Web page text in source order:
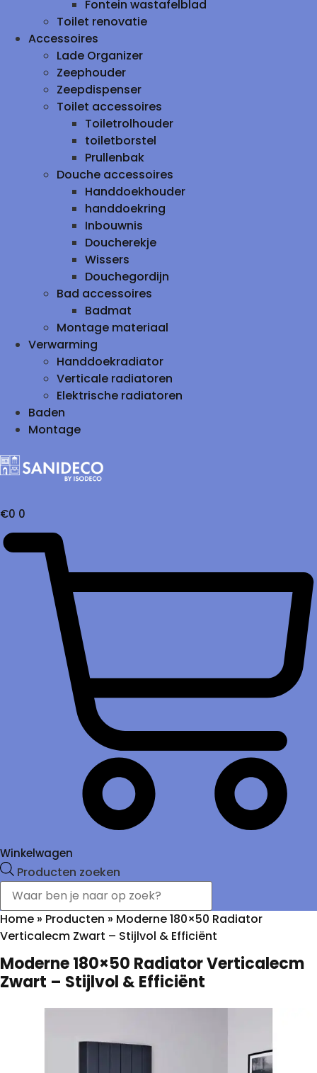
Fontein wastafelblad
Toilet renovatie
Accessoires
Lade Organizer
Zeephouder
Zeepdispenser
Toilet accessoires
Toiletrolhouder
toiletborstel
Prullenbak
Douche accessoires
Handdoekhouder
handdoekring
Inbouwnis
Doucherekje
Wissers
Douchegordijn
Bad accessoires
Badmat
Montage materiaal
Verwarming
Handdoekradiator
Verticale radiatoren
Elektrische radiatoren
Baden
Montage
€0 0
Winkelwagen
Producten zoeken
Home » Producten » Moderne 180×50 Radiator
Verticalecm Zwart – Stijlvol & Efficiënt
Moderne 180×50 Radiator Verticalecm
Zwart – Stijlvol & Efficiënt